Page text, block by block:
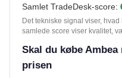
Samlet TradeDesk-score:
Det tekniske signal viser,
samlede score viser kvalitet,
Skal du købe
prisen